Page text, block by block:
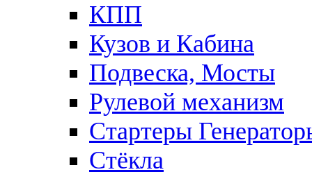
КПП
Кузов и Кабина
Подвеска, Мосты
Рулевой механизм
Стартеры
Стёкла